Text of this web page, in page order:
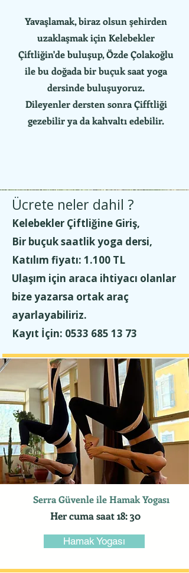
Yavaşlamak, biraz olsun şehirden
uzaklaşmak için Kelebekler
Çiftliğin'de buluşup, Özde Çolakoğlu
ile bu doğada bir buçuk saat yoga
dersinde buluşuyoruz.
Dileyenler dersten sonra Çifftliği
gezebilir ya da kahvaltı edebilir.
Ücrete neler dahil ?
Kelebekler Çiftliğine Giriş,
Bir buçuk saatlik yoga dersi,
Katılım fiyatı: 1.100 TL
Ulaşım için araca ihtiyacı olanlar
bize yazarsa ortak araç
ayarlayabiliriz.
Kayıt İçin: 0533 685 13 73
Serra Güvenle ile Hamak Yogası
Her cuma saat 18: 30
Hamak Yogası